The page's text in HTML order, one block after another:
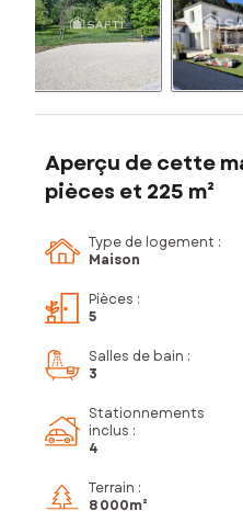
Aperçu de cette
pièces et 225 m²
Type de logement :
Maison
Pièces :
5
Salles de bain :
3
Stationnements
inclus :
4
Terrain :
8 000m²